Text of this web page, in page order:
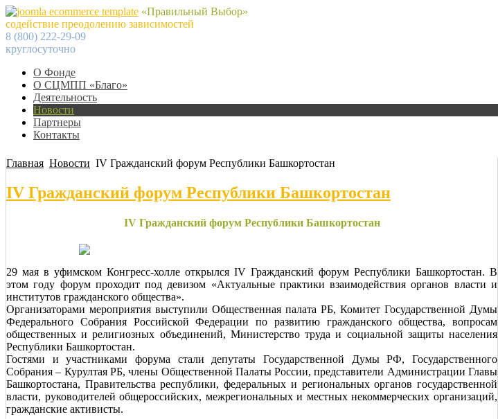
«Правильный Выбор»
содействие преодолению зависимостей
8 (800) 222-29-09
круглосуточно
О Фонде
О СЦМПП «Благо»
Деятельность
Новости
Партнеры
Контакты
Главная Новости IV Гражданский форум Республики Башкортостан
IV Гражданский форум Республики Башкортостан
IV Гражданский форум Республики Башкортостан
29 мая в уфимском Конгресс-холле открылся IV Гражданский форум Республики Башкортостан. В
этом году форум проходит под девизом «Актуальные практики взаимодействия органов власти и
институтов гражданского общества».
Организаторами мероприятия выступили Общественная палата РБ, Комитет Государственной Думы
Федерального Собрания Российской Федерации по развитию гражданского общества, вопросам
общественных и религиозных объединений, Министерство труда и социальной защиты населения
Республики Башкортостан.
Гостями и участниками форума стали депутаты Государственной Думы РФ, Государственного
Собрания – Курултая РБ, члены Общественной Палаты России, представители Администрации Главы
Башкортостана, Правительства республики, федеральных и региональных органов государственной
власти, руководителей общероссийских, межрегиональных и местных некоммерческих организаций,
гражданские активисты.